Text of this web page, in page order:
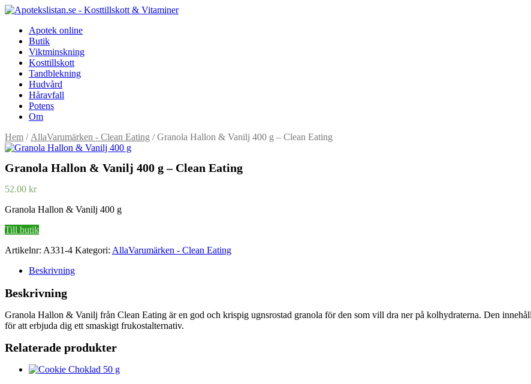
Apotek online
Butik
Viktminskning
Kosttillskott
Tandblekning
Hudvård
Håravfall
Potens
Om
Hem / AllaVarumärken - Clean Eating / Granola Hallon & Vanilj 400 g – Clean Eating
Granola Hallon & Vanilj 400 g – Clean Eating
52.00 kr
Granola Hallon & Vanilj 400 g
Till butik
Artikelnr: A331-4 Kategori: AllaVarumärken - Clean Eating
Beskrivning
Beskrivning
Granola Hallon & Vanilj från Clean Eating är en god och krispig ugnsrostad granola för den som vill dra ner på kolhydraterna. Den
för att erbjuda dig ett smaskigt frukostalternativ.
Relaterade produkter